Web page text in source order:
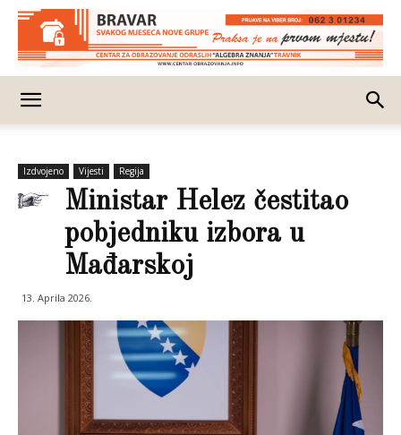
Izdvojeno Vijesti Regija
Ministar Helez čestitao
pobjedniku izbora u
Mađarskoj
13. Aprila 2026.